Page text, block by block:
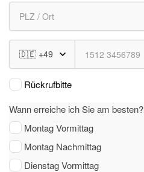
Rückrufbitte
Wann erreiche ich Sie am besten?
Montag Vormittag
Montag Nachmittag
Dienstag Vormittag